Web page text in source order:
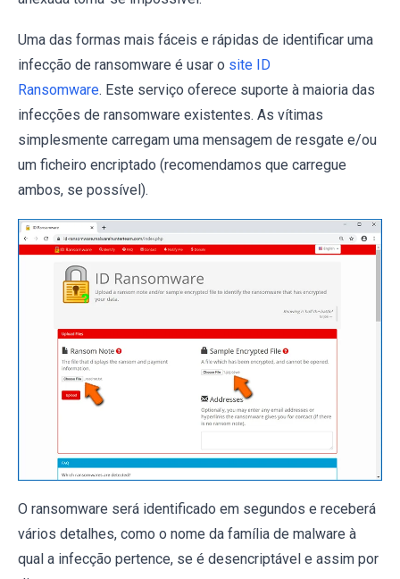
Uma das formas mais fáceis e rápidas de identificar uma
infecção de ransomware é usar o site ID
Ransomware. Este serviço oferece suporte à maioria das
infecções de ransomware existentes. As vítimas
simplesmente carregam uma mensagem de resgate e/ou
um ficheiro encriptado (recomendamos que carregue
ambos, se possível).
O ransomware será identificado em segundos e receberá
vários detalhes, como o nome da família de malware à
qual a infecção pertence, se é desencriptável e assim por